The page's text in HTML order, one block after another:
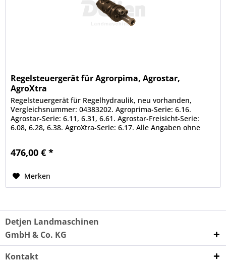
Regelsteuergerät für Agrorpima, Agrostar,
AgroXtra
Regelsteuergerät für Regelhydraulik, neu vorhanden,
Vergleichsnummer: 04383202. Agroprima-Serie: 6.16.
Agrostar-Serie: 6.11, 6.31, 6.61. Agrostar-Freisicht-Serie:
6.08, 6.28, 6.38. AgroXtra-Serie: 6.17. Alle Angaben ohne
476,00 € *
Merken
Detjen Landmaschinen
GmbH & Co. KG
Kontakt